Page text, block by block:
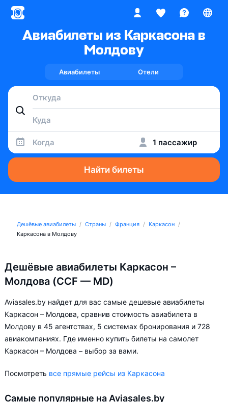
Авиабилеты из Каркасона в
Молдову
Авиабилеты Отели
Когда 1 пассажир
Найти билеты
Дешёвые авиабилеты Страны Франция
Каркасон
Каркасона в Молдову
Дешёвые авиабилеты Каркасон –
Молдова (CCF — MD)
Aviasales.by найдет для вас самые дешевые авиабилеты
Каркасон – Молдова, сравнив стоимость авиабилета в
Молдову в 45 агентствах, 5 системах бронирования и 728
авиакомпаниях. Где именно купить билеты на самолет
Каркасон – Молдова – выбор за вами.
Посмотреть все прямые рейсы из Каркасона
Самые популярные на Aviasales.by